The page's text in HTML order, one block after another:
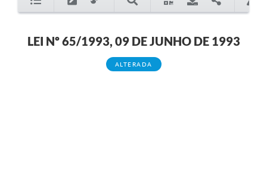
Acesso a Informação
Contato
REQUERIMENTO DE RESTITUIÇÃO DA TAXA DE INSCRIÇÃO
LEI Nº 65/1993, 09 DE JUNHO DE 1993
ALTERADA